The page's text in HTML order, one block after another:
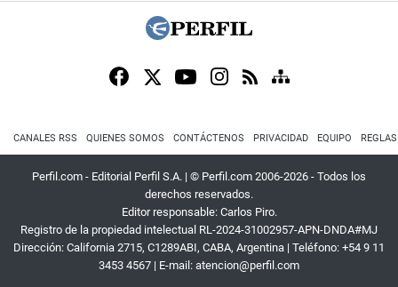
CANALES RSS QUIENES SOMOS CONTÁCTENOS PRIVACIDAD EQUIPO
Perfil.com - Editorial Perfil S.A. | © Perfil.com 2006-2026 - Todos los
derechos reservados.
Editor responsable: Carlos Piro.
Registro de la propiedad intelectual RL-2024-31002957-APN-DNDA#MJ
Dirección: California 2715, C1289ABI, CABA, Argentina | Teléfono: +54 9 11
3453 4567 | E-mail: atencion@perfil.com